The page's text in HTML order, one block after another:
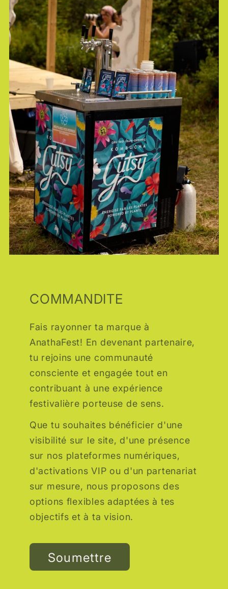
COMMANDITE
Fais rayonner ta marque à
AnathaFest! En devenant partenaire,
tu rejoins une communauté
consciente et engagée tout en
contribuant à une expérience
festivalière porteuse de sens.
Que tu souhaites bénéficier d'une
visibilité sur le site, d'une présence
sur nos plateformes numériques,
d'activations VIP ou d'un partenariat
sur mesure, nous proposons des
options flexibles adaptées à tes
objectifs et à ta vision.
Soumettre